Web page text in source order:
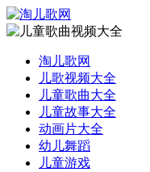
淘儿歌网
儿歌视频大全
儿童歌曲大全
儿童故事大全
动画片大全
幼儿舞蹈
儿童游戏